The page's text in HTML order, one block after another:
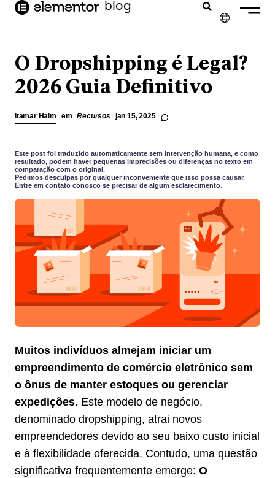
conteúdo
blog
ENGLISH
FRANÇAIS
ESPAÑOL
ITALIANO
O Dropshipping é Legal?
2026 Guia Definitivo
Itamar Haim em Recursos jan 15, 2025
Este post foi traduzido automaticamente sem intervenção humana, e como
resultado, podem haver pequenas imprecisões ou diferenças no texto em
comparação com o original.
Pedimos desculpas por qualquer inconveniente que isso possa causar.
Entre em contato conosco se precisar de algum esclarecimento.
Muitos indivíduos almejam iniciar um
empreendimento de comércio eletrônico sem
o ônus de manter estoques ou gerenciar
expedições. Este modelo de negócio,
denominado dropshipping, atrai novos
empreendedores devido ao seu baixo custo inicial
e à flexibilidade oferecida. Contudo, uma questão
significativa frequentemente emerge: O